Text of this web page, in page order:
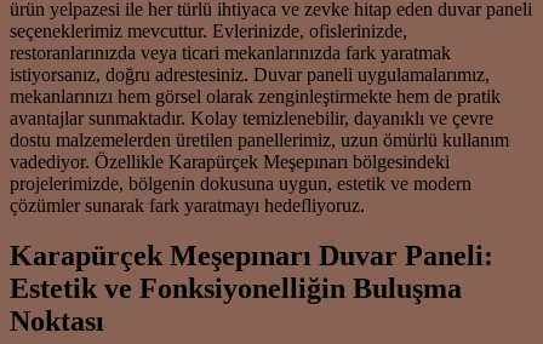
ürün yelpazesi ile her türlü ihtiyaca ve zevke hitap eden duvar paneli
seçeneklerimiz mevcuttur. Evlerinizde, ofislerinizde,
restoranlarınızda veya ticari mekanlarınızda fark yaratmak
istiyorsanız, doğru adrestesiniz. Duvar paneli uygulamalarımız,
mekanlarınızı hem görsel olarak zenginleştirmekte hem de pratik
avantajlar sunmaktadır. Kolay temizlenebilir, dayanıklı ve çevre
dostu malzemelerden üretilen panellerimiz, uzun ömürlü kullanım
vadediyor. Özellikle Karapürçek Meşepınarı bölgesindeki
projelerimizde, bölgenin dokusuna uygun, estetik ve modern
çözümler sunarak fark yaratmayı hedefliyoruz.
Karapürçek Meşepınarı Duvar Paneli:
Estetik ve Fonksiyonelliğin Buluşma
Noktası